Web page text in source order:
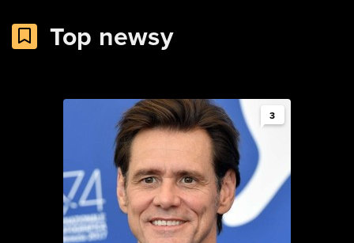
Top newsy
3